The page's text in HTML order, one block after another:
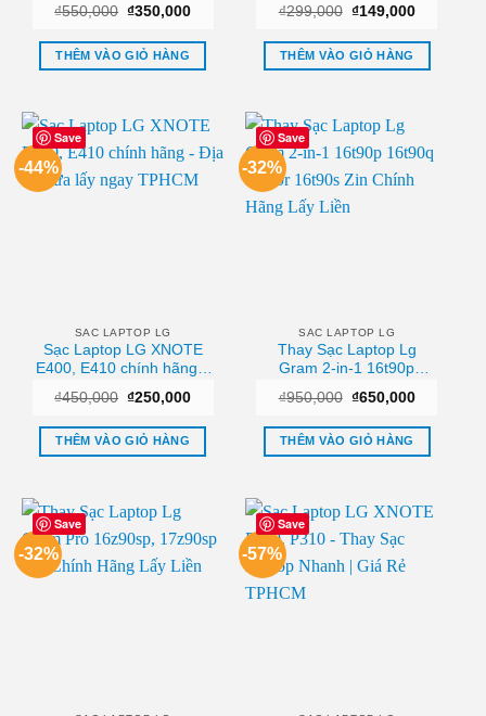
Liền Tại Chỗ
₫550,000 Giá
là:
₫550,000.
₫350,000Giá
tại
₫350,000.
THÊM VÀO GIỎ HÀNG
₫299,000 Giá
là:
₫299,000.
₫149,000Giá
tại
₫149,000.
THÊM VÀO GIỎ HÀNG
Save
-44%
SAC LAPTOP LG
Sạc Laptop LG XNOTE
E400, E410 chính hãng –
TPHCM
₫450,000 Giá
là:
₫450,000.
₫250,000Giá
tại
₫250,000.
THÊM VÀO GIỎ HÀNG
Save
-32%
SAC LAPTOP LG
Thay Sạc Laptop Lg
Gram 2-in-1 16t90p
Chính Hãng Lấy Liền
₫950,000 Giá
là:
₫950,000.
₫650,000Giá
tại
₫650,000.
THÊM VÀO GIỎ HÀNG
Save
-32%
Save
-57%